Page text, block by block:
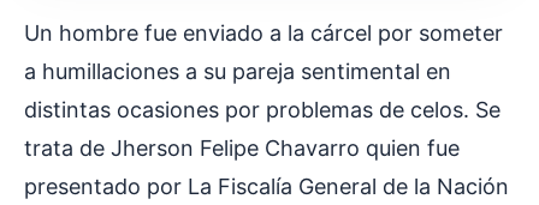
Un hombre fue enviado a la cárcel por someter
a humillaciones a su pareja sentimental en
distintas ocasiones por problemas de celos. Se
trata de Jherson Felipe Chavarro quien fue
presentado por La Fiscalía General de la Nación